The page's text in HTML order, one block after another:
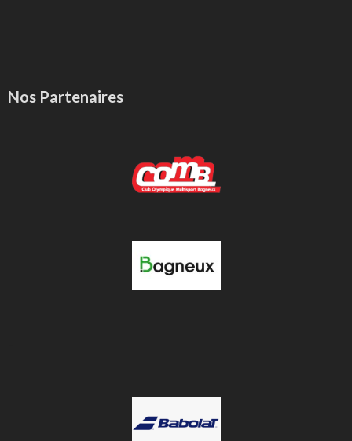
Nos Partenaires